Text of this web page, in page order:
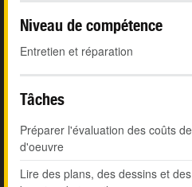
Niveau de compétence
Entretien et réparation
Tâches
Préparer l'évaluation des coûts
d'oeuvre
Lire des plans, des dessins et